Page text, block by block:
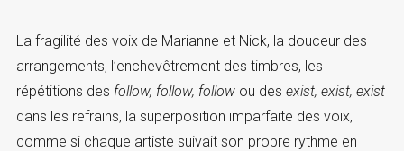
La fragilité des voix de Marianne et Nick, la douceur des
arrangements, l’enchevêtrement des timbres, les
répétitions des follow, follow, followou des exist, exist, exist
dans les refrains, la superposition imparfaite des voix,
comme si chaque artiste suivait son propre rythme en